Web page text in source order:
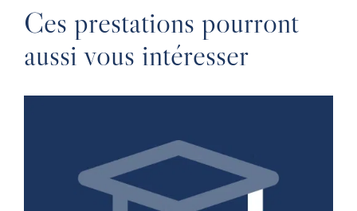
Ces prestations pourront
aussi vous intéresser